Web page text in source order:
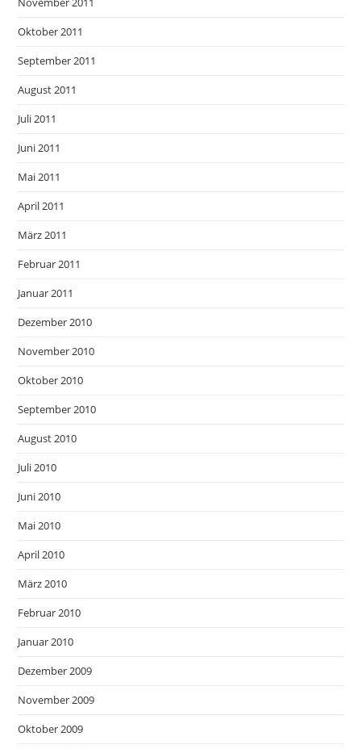
Oktober 2011
September 2011
August 2011
Juli 2011
Juni 2011
Mai 2011
April 2011
März 2011
Februar 2011
Januar 2011
Dezember 2010
November 2010
Oktober 2010
September 2010
August 2010
Juli 2010
Juni 2010
Mai 2010
April 2010
März 2010
Februar 2010
Januar 2010
Dezember 2009
November 2009
Oktober 2009